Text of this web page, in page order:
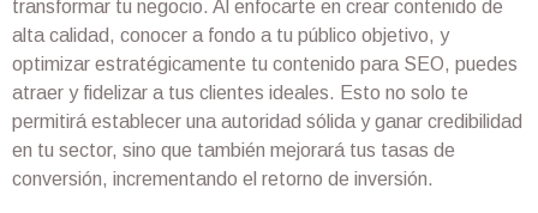
transformar tu negocio. Al enfocarte en crear contenido de
alta calidad, conocer a fondo a tu público objetivo, y
optimizar estratégicamente tu contenido para SEO, puedes
atraer y fidelizar a tus clientes ideales. Esto no solo te
permitirá establecer una autoridad sólida y ganar credibilidad
en tu sector, sino que también mejorará tus tasas de
conversión, incrementando el retorno de inversión.